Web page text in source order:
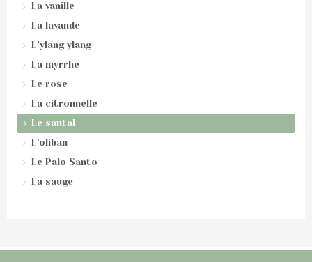
La vanille
La lavande
L’ylang ylang
La myrrhe
Le rose
La citronnelle
Le santal
L'oliban
Le Palo Santo
La sauge